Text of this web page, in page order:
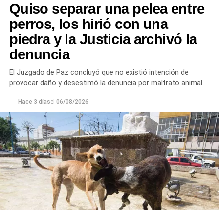
Quiso separar una pelea entre
perros, los hirió con una
piedra y la Justicia archivó la
denuncia
El Juzgado de Paz concluyó que no existió intención de
provocar daño y desestimó la denuncia por maltrato animal.
Hace 3 díasel 06/08/2026